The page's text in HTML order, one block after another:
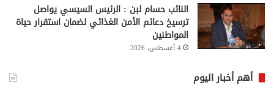
النائب حسام لبن : الرئيس السيسي يواصل
ترسيخ دعائم الأمن الغذائي لضمان استقرار حياة
المواطنين
4 أغسطس، 2026
أهم أخبار اليوم